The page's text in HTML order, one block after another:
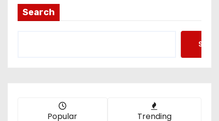
Search
Popular Trending